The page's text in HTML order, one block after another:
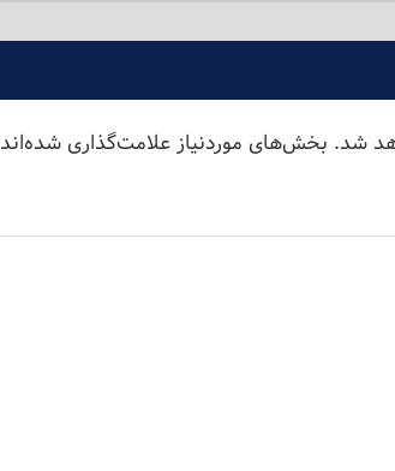
شد. بخش‌های موردنیاز علامت‌گذاری شده‌اند